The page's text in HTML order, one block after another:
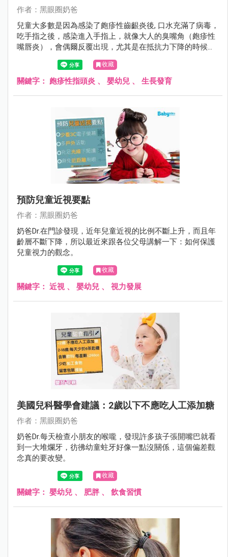
作者：黑眼圈奶爸
兒童大多數是因為感染了皰疹性齒齦炎後, 口水充滿了病毒，
吃手指之後，感染進入手指上，就像大人的臭嘴角（皰疹性
嘴唇炎），會偶爾反覆出現，尤其是在抵抗力下降的時候，
收藏
關鍵字： 皰疹性指頭炎 、 嬰幼兒 、 生長發育
預防兒童近視要點
作者：黑眼圈奶爸
奶爸Dr.在門診發現，近年兒童近視的比例不斷上升，而且年
齡層不斷下降，所以最近來跟各位父母講解一下：如何保護
兒童視力的觀念。
收藏
關鍵字： 近視 、 嬰幼兒 、 視力發展
美國兒科醫學會建議：2歲以下不應吃人工添加糖
作者：黑眼圈奶爸
奶爸Dr.每天檢查小朋友的喉嚨，發現許多孩子張開嘴巴就看
到一大堆爛牙，彷彿幼童蛀牙好像一點沒關係，這個偏差觀
念真的要改變。
收藏
關鍵字： 嬰幼兒 、 肥胖、 飲食習慣